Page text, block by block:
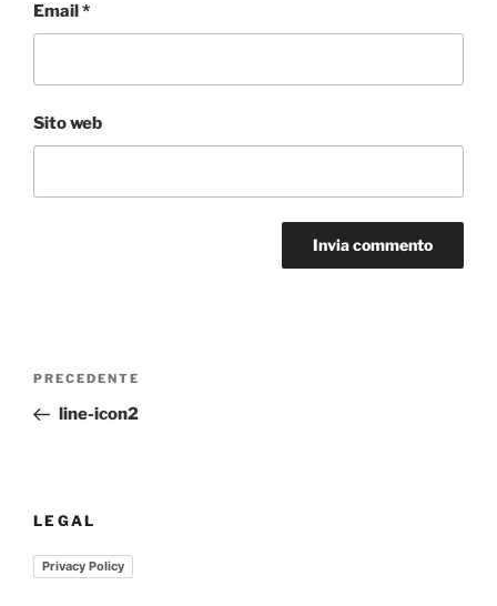
Email*
Sito web
Navigazione
Articolo
precedente:
PRECEDENTE
line-icon2
LEGAL
Privacy Policy